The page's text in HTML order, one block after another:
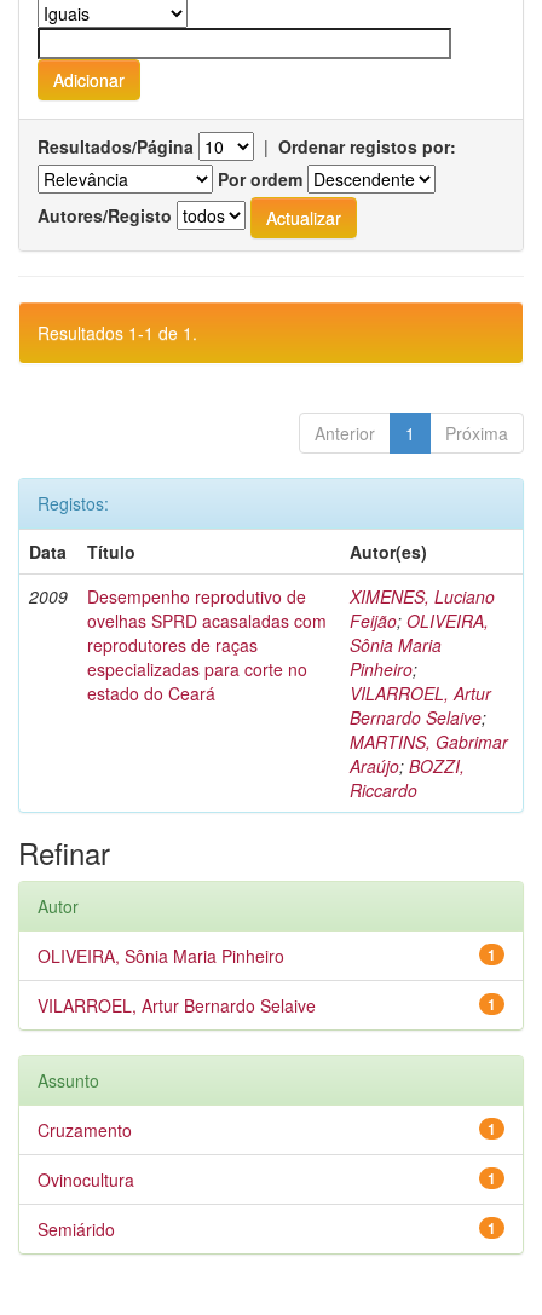
Resultados/Página | Ordenar registos por:
Por ordem
Autores/Registo
Resultados 1-1 de 1.
Anterior 1 Próxima
Registos:
Data
Título
Autor(es)
2009
Desempenho reprodutivo de
ovelhas SPRD acasaladas com
reprodutores de raças
especializadas para corte no
estado do Ceará
XIMENES, Luciano
Feijão; OLIVEIRA,
Sônia Maria
Pinheiro;
VILARROEL, Artur
Bernardo Selaive;
MARTINS, Gabrimar
Araújo; BOZZI,
Riccardo
Refinar
Autor
1
OLIVEIRA, Sônia Maria Pinheiro
1
VILARROEL, Artur Bernardo Selaive
Assunto
1
Cruzamento
1
Ovinocultura
1
Semiárido